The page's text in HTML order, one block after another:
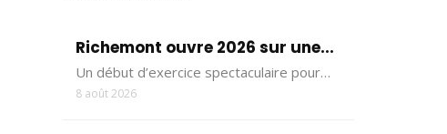
Richemont ouvre 2026 sur une...
Un début d’exercice spectaculaire pour…
8 août 2026